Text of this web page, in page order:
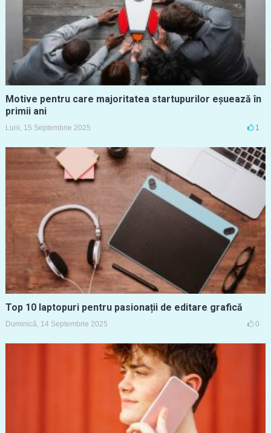
Motive pentru care majoritatea startupurilor eșuează în
primii ani
Luni, 15 Septembrie 2025 1
Top 10 laptopuri pentru pasionații de editare grafică
Duminică, 14 Septembrie 2025 0